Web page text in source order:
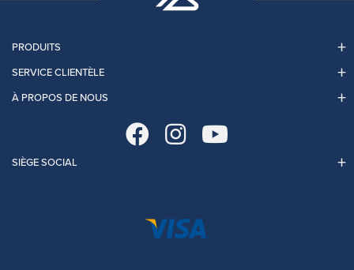
PRODUITS
SERVICE CLIENTÈLE
À PROPOS DE NOUS
SIÈGE SOCIAL